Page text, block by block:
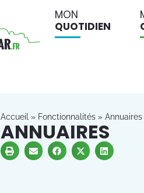
MON
QUOTIDIEN
Accueil » Fonctionnalités » Annuaires
ANNUAIRES